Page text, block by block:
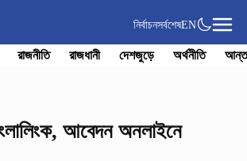
নির্বাচনসর্বশেষEN
রাজনীতি রাজধানী দেশজুড়ে অর্থনীতি
আবেদন অনলাইনে